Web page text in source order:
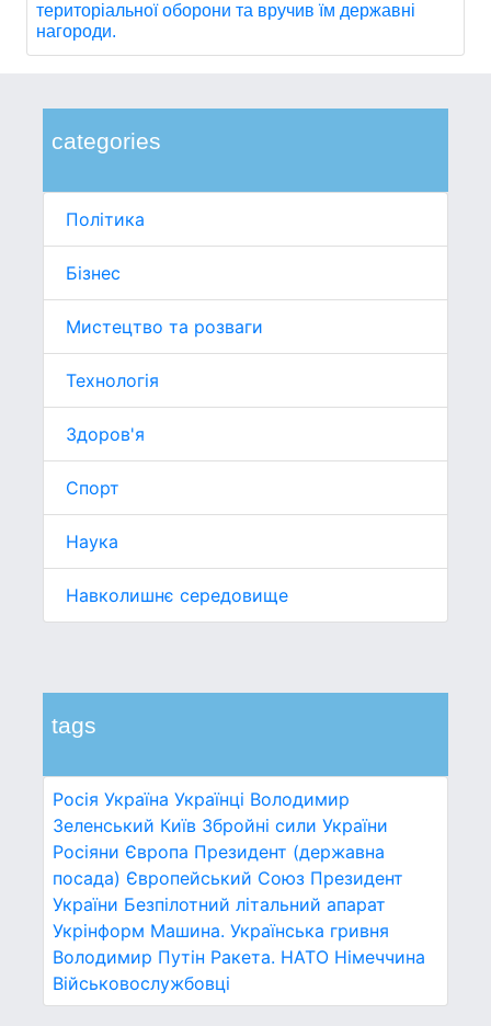
categories
Політика
Бізнес
Мистецтво та розваги
Технологія
Здоров'я
Спорт
Наука
Навколишнє середовище
tags
Росія Україна Українці Володимир
Зеленський Київ Збройні сили України
Росіяни Європа Президент (державна
посада) Європейський Союз Президент
України Безпілотний літальний апарат
Укрінформ Машина. Українська гривня
Володимир Путін Ракета. НАТО Німеччина
Військовослужбовці
територіальної оборони та вручив їм державні
нагороди.